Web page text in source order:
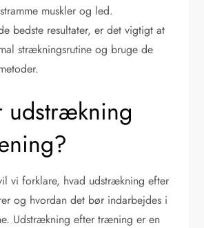
muskler og led.
bedste resultater, er det vigtigt at
strækningsrutine og bruge de
udstrækning
vi forklare, hvad udstrækning efter
og hvordan det bør indarbejdes i
Udstrækning efter træning er en